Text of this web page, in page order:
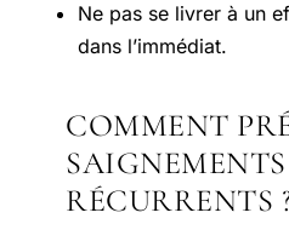
Ne pas se livrer à un
dans l’immédiat.
COMMENT
RÉCURRENTS